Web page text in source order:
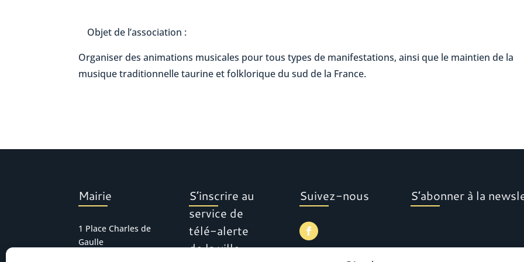
Objet de l’association :
Organiser des animations musicales pour tous types de manifestations, ainsi que le maintien de la
musique traditionnelle taurine et folklorique du sud de la France.
Mairie
1 Place Charles de
Gaulle
S’inscrire au
service de
télé-alerte
de la ville
Suivez-nous S’abonner à la